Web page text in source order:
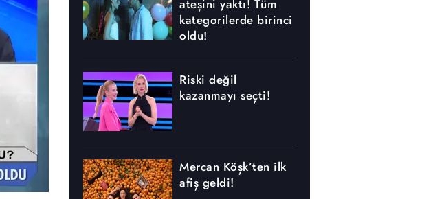
ateşini yaktı! Tüm
kategorilerde birinci
oldu!
Riski değil
kazanmayı seçti!
Mercan Köşk’ten ilk
afiş geldi!